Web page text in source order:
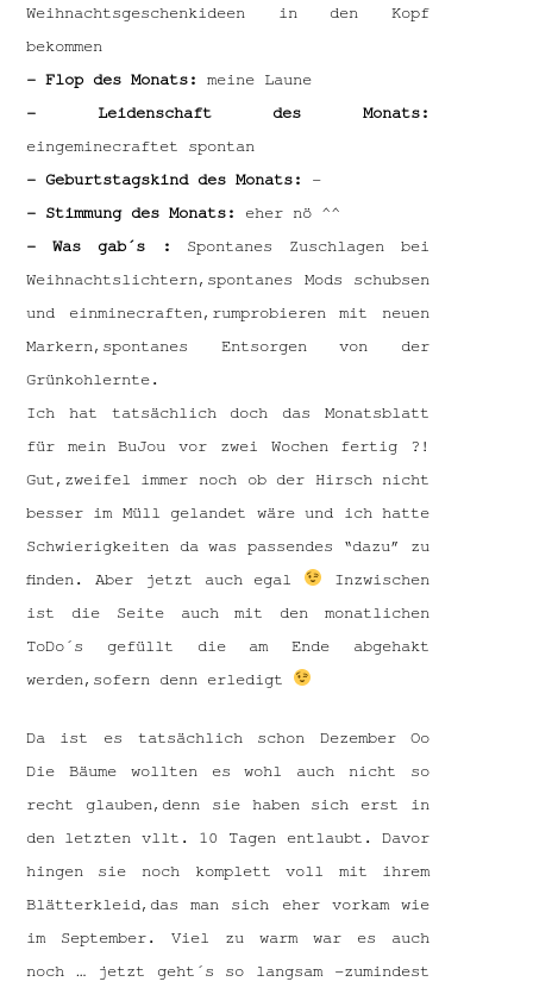
Weihnachtsgeschenkideen in den Kopf
bekommen
– Flop des Monats: meine Laune
– Leidenschaft des Monats:
eingeminecraftet spontan
– Geburtstagskind des Monats:
–
– Stimmung des Monats:
eher nö ^^
– Was gab´s : Spontanes Zuschlagen bei
Weihnachtslichtern,spontanes Mods schubsen
und einminecraften,rumprobieren mit neuen
Markern,spontanes Entsorgen von der
Grünkohlernte.
Ich hat tatsächlich doch das Monatsblatt
für mein BuJou vor zwei Wochen fertig ?!
Gut,zweifel immer noch ob der Hirsch nicht
besser im Müll gelandet wäre und ich hatte
Schwierigkeiten da was passendes “dazu” zu
finden. Aber jetzt auch egal
Inzwischen
ist die Seite auch mit den monatlichen
ToDo´s gefüllt die am Ende abgehakt
werden,sofern denn erledigt
Da ist es tatsächlich schon Dezember Oo
Die Bäume wollten es wohl auch nicht so
recht glauben,denn sie haben sich erst in
den letzten vllt. 10 Tagen entlaubt. Davor
hingen sie noch komplett voll mit ihrem
Blätterkleid,das man sich eher vorkam wie
im September. Viel zu warm war es auch
noch … jetzt geht´s so langsam -zumindest